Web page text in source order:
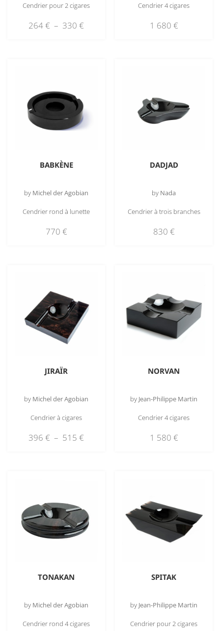
Cendrier pour 2 cigares
264€ – 330 €
Cendrier 4 cigares
1 680 €
BABKÈNE
by Michel der Agobian
Cendrier rond à lunette
770 €
DADJAD
by Nada
Cendrier à trois branches
830 €
JIRAÏR
by Michel der Agobian
Cendrier à cigares
396 € – 515 €
NORVAN
by Jean-Philippe Martin
Cendrier 4 cigares
1 580 €
TONAKAN
by Michel der Agobian
Cendrier rond 4 cigares
SPITAK
by Jean-Philippe Martin
Cendrier pour 2 cigares